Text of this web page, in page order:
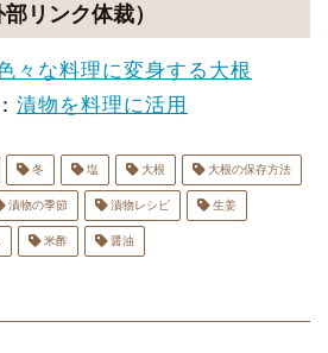
リンク体裁）
々な料理に変身する大根
漬物を料理に活用
冬 塩 大根 大根の保存方法
漬物の季節 漬物レシピ 生姜
米酢 醤油